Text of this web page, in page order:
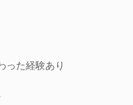
った経験あり